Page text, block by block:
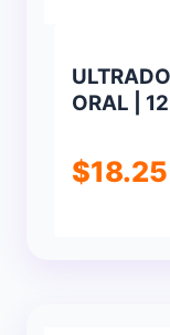
ORAL |
$18.25